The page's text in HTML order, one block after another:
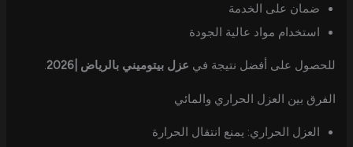
ضمان على الخدمة
استخدام مواد عالية الجودة
للحصول على أفضل نتيجة في عزل بيتوميني بالرياض |2026 .
الفرق بين العزل الحراري والمائي
العزل الحراري: يمنع انتقال الحرارة